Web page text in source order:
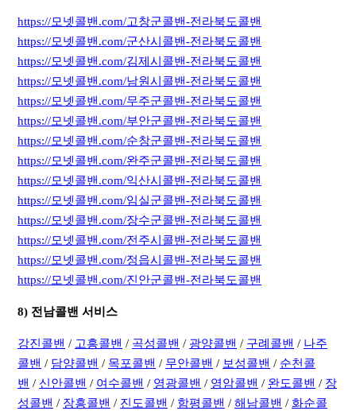
https://모넷콜밴.com/고창군콜밴-전라북도콜밴
https://모넷콜밴.com/군산시콜밴-전라북도콜밴
https://모넷콜밴.com/김제시콜밴-전라북도콜밴
https://모넷콜밴.com/남원시콜밴-전라북도콜밴
https://모넷콜밴.com/무주군콜밴-전라북도콜밴
https://모넷콜밴.com/부안군콜밴-전라북도콜밴
https://모넷콜밴.com/순창군콜밴-전라북도콜밴
https://모넷콜밴.com/완주군콜밴-전라북도콜밴
https://모넷콜밴.com/익산시콜밴-전라북도콜밴
https://모넷콜밴.com/임실군콜밴-전라북도콜밴
https://모넷콜밴.com/장수군콜밴-전라북도콜밴
https://모넷콜밴.com/전주시콜밴-전라북도콜밴
https://모넷콜밴.com/정읍시콜밴-전라북도콜밴
https://모넷콜밴.com/진안군콜밴-전라북도콜밴
8) 전남콜밴 서비스
강진콜밴 / 고흥콜밴 / 곡성콜밴 / 광양콜밴 / 구례콜밴 / 나주
콜밴 / 담양콜밴 / 목포콜밴 / 무안콜밴 / 보성콜밴 / 순천콜
밴 / 신안콜밴 / 여수콜밴 / 영광콜밴 / 영암콜밴 / 완도콜밴 / 장
성콜밴 / 장흥콜밴 / 진도콜밴 / 함평콜밴 /해남콜밴 /화순콜